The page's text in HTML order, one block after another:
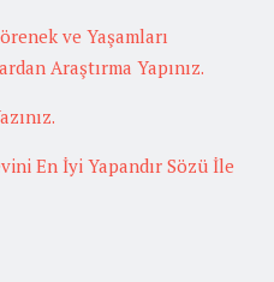
ve Yaşamları
Araştırma Yapınız.
En İyi Yapandır Sözü İle